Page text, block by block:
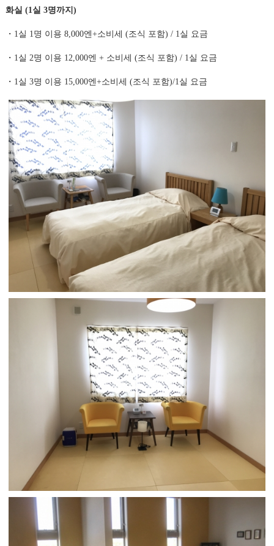
화실 (1실 3명까지)
・1실 1명 이용 8,000엔+소비세 (조식 포함) / 1실 요금
・1실 2명 이용 12,000엔 + 소비세 (조식 포함) / 1실 요금
・1실 3명 이용 15,000엔+소비세 (조식 포함)/1실 요금